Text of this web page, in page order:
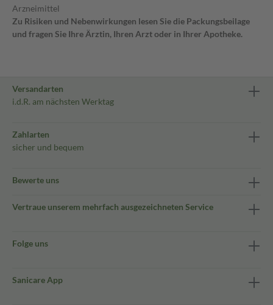
Arzneimittel
Zu Risiken und Nebenwirkungen lesen Sie die Packungsbeilage
und fragen Sie Ihre Ärztin, Ihren Arzt oder in Ihrer Apotheke.
Versandarten
i.d.R. am nächsten Werktag
Zahlarten
sicher und bequem
Bewerte uns
Vertraue unserem mehrfach ausgezeichneten Service
Folge uns
Sanicare App